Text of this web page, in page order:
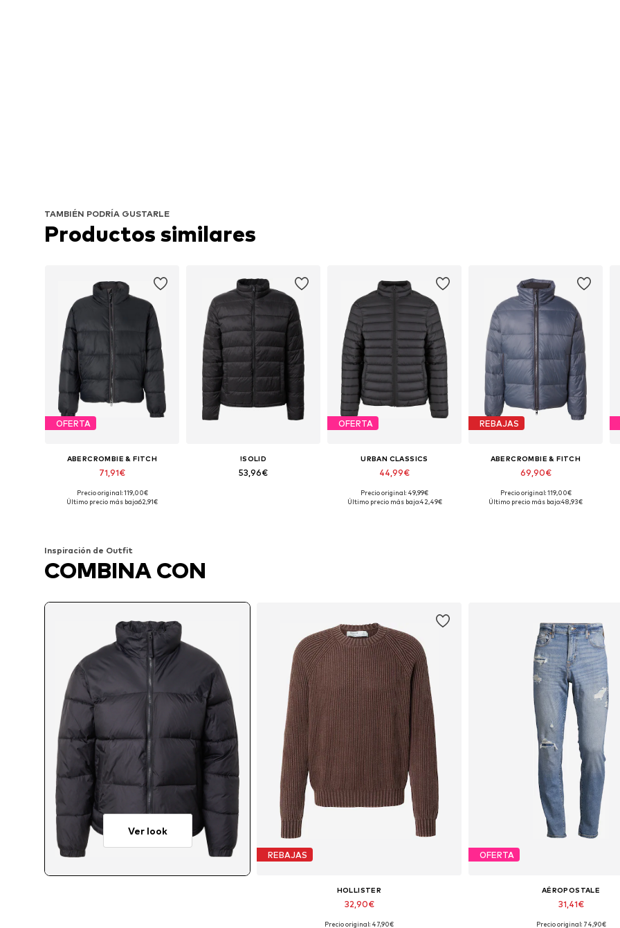
TAMBIÉN PODRÍA GUSTARLE
Productos similares
OFERTA
ABERCROMBIE & FITCH
71,91€
Tallas disponibles: S, M, L
Precio original: 119,00€
Último precio más bajo:62,91€
!SOLID
53,96€
OFERTA
URBAN CLASSICS
44,99€
Tallas disponibles: S, M, L
Precio original: 49,99€
Último precio más bajo:42,49€
REBAJAS
ABERCROMBIE & FITCH
69,90€
Tallas disponibles: S, M, L, XL
Precio original: 119,00€
Último precio más bajo:48,93€
Inspiración de Outfit
COMBINA CON
Ver look
REBAJAS
HOLLISTER
32,90€
Precio original: 47,90€
OFERTA
AÉROPOSTALE
31,41€
Precio original: 74,90€